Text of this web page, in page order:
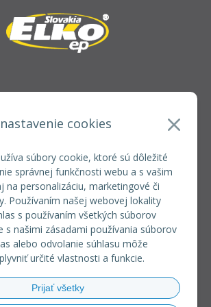
cookies
súbory cookie, ktoré sú dôležité
správnej funkčnosti webu a s vašim
na personalizáciu, marketingové či
Používaním našej webovej lokality
s používaním všetkých súborov
s našimi zásadami používania súborov
alebo odvolanie súhlasu môže
určité vlastnosti a funkcie.
Prijať všetky
INFOLINKA
+421 37 6586 731
VŠETKO O NÁKUPE
VEĽKOOBCHOD
na odsúpenie od zmluvy
Doprava a platba
obchodné podmienky
Reklamačný poriadok
Používanie súborov cookies
sporov online (RSO)